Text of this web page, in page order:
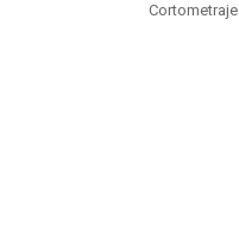
Cortometraje